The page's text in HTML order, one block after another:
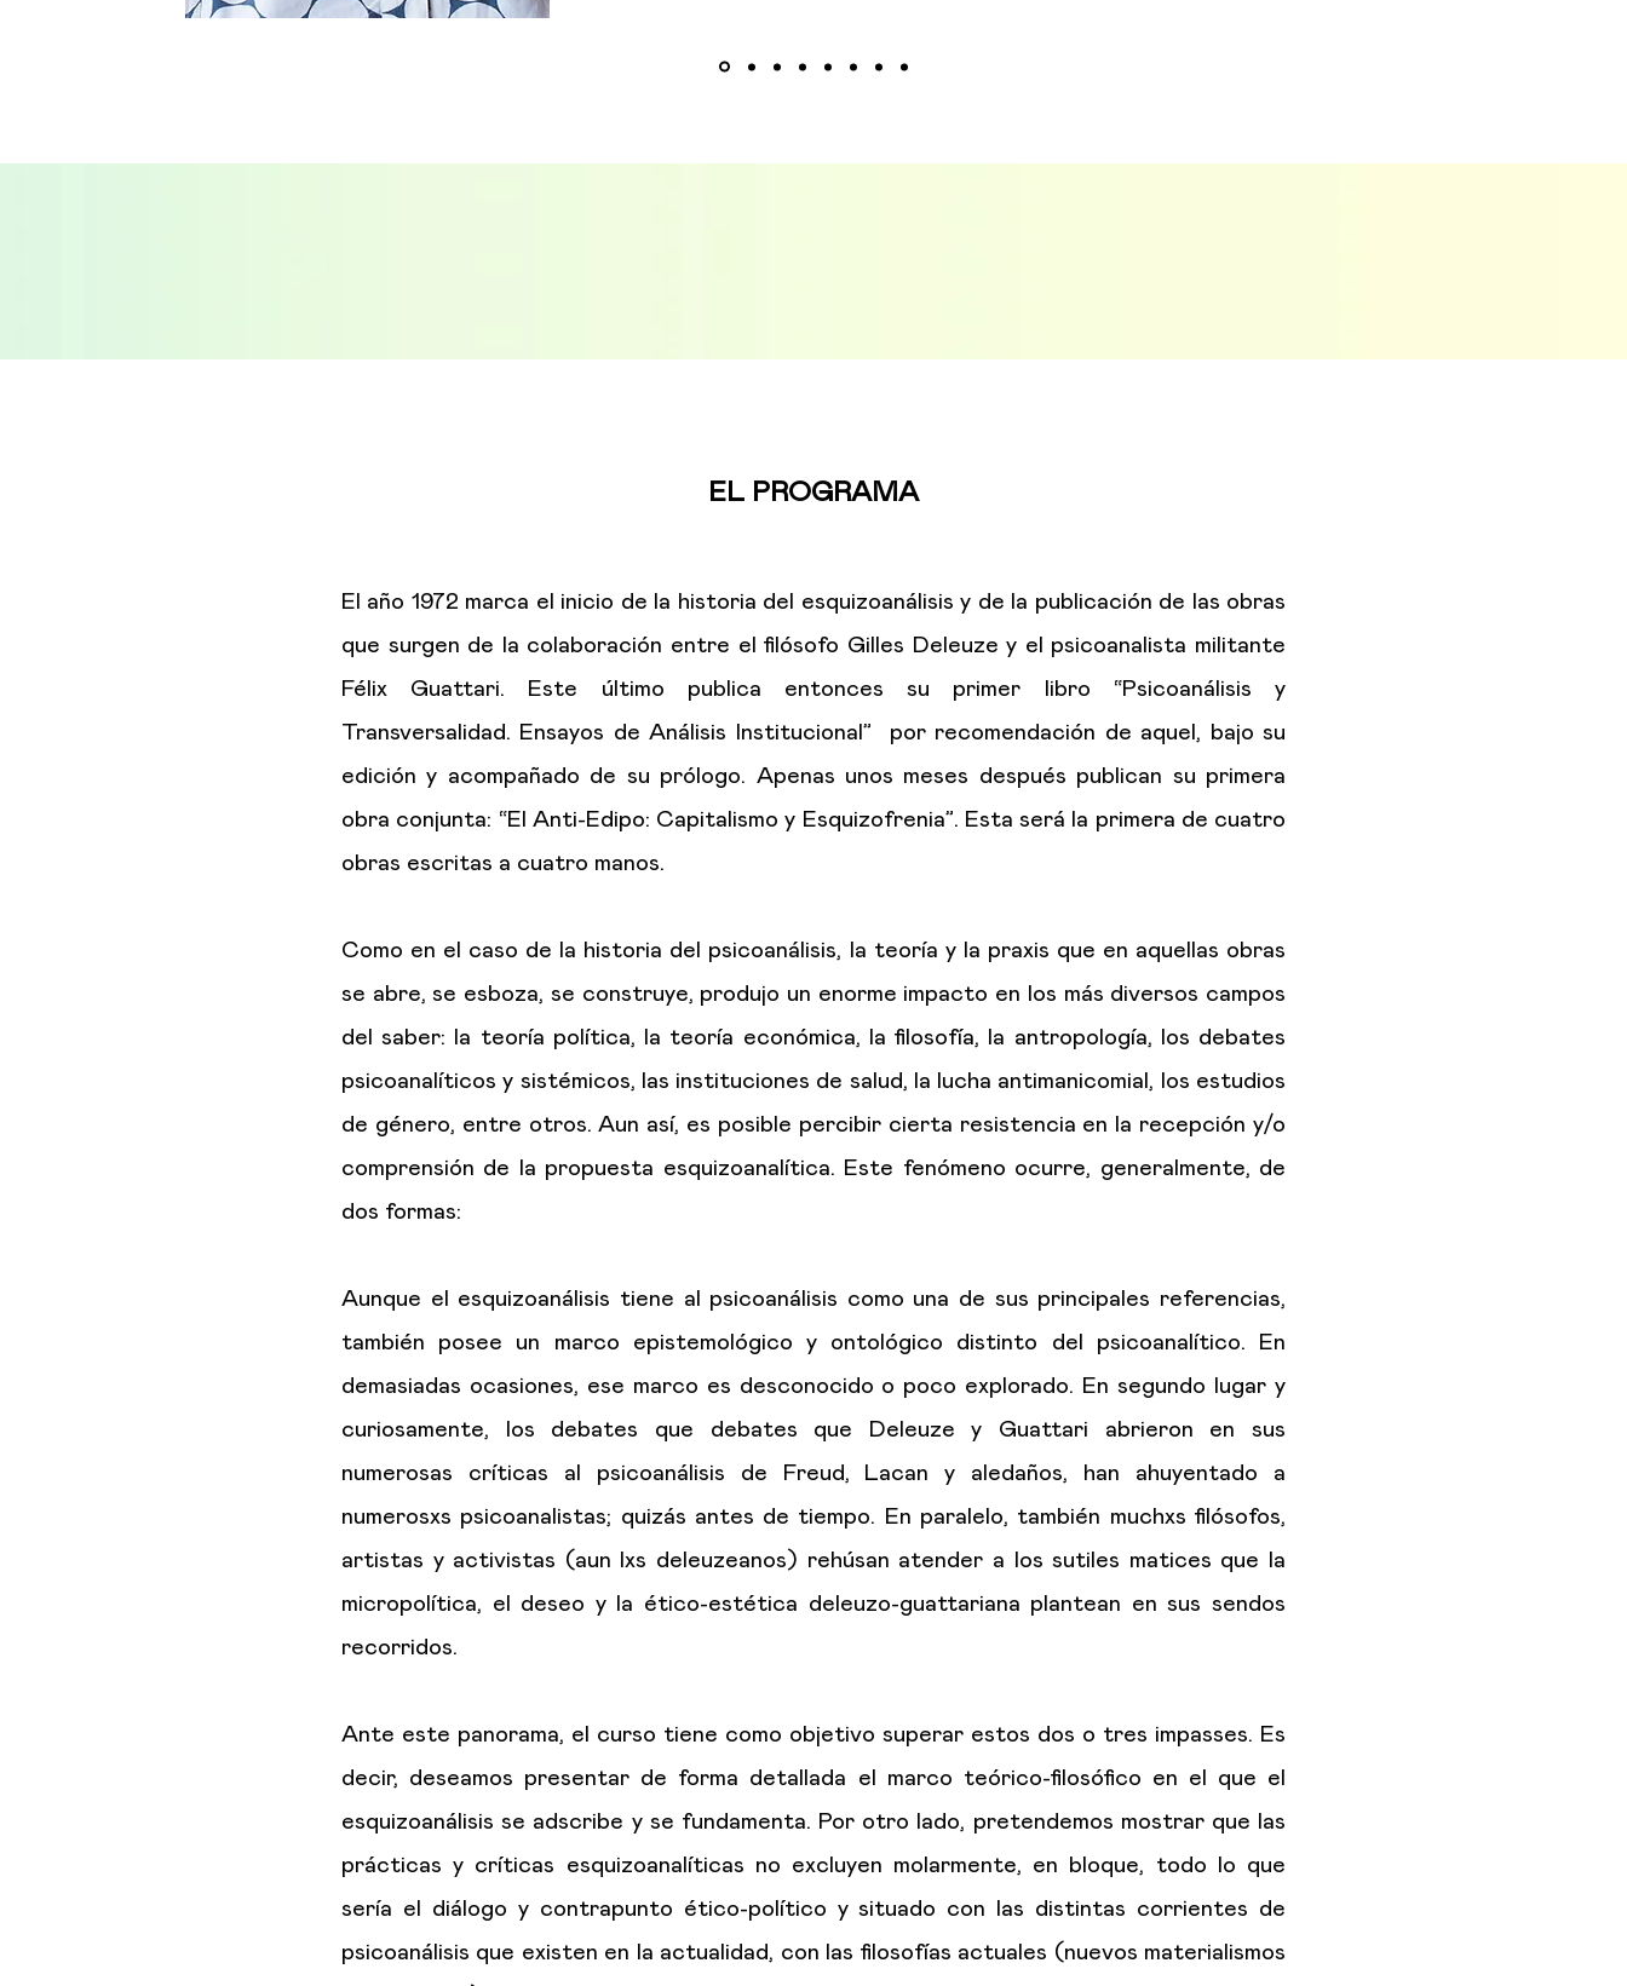
EL PROGRAMA
El año 1972 marca el inicio de la historia del esquizoanálisis y de la publicación de las obras
que surgen de la colaboración entre el filósofo Gilles Deleuze y el psicoanalista militante
Félix Guattari. Este último publica entonces su primer libro “Psicoanálisis y
Transversalidad. Ensayos de Análisis Institucional” por recomendación de aquel, bajo su
edición y acompañado de su prólogo. Apenas unos meses después publican su primera
obra conjunta: “El Anti-Edipo: Capitalismo y Esquizofrenia”. Esta será la primera de cuatro
obras escritas a cuatro manos.
Como en el caso de la historia del psicoanálisis, la teoría y la praxis que en aquellas obras
se abre, se esboza, se construye, produjo un enorme impacto en los más diversos campos
del saber: la teoría política, la teoría económica, la filosofía, la antropología, los debates
psicoanalíticos y sistémicos, las instituciones de salud, la lucha antimanicomial, los estudios
de género, entre otros. Aun así, es posible percibir cierta resistencia en la recepción y/o
comprensión de la propuesta esquizoanalítica. Este fenómeno ocurre, generalmente, de
dos formas:
Aunque el esquizoanálisis tiene al psicoanálisis como una de sus principales referencias,
también posee un marco epistemológico y ontológico distinto del psicoanalítico. En
demasiadas ocasiones, ese marco es desconocido o poco explorado. En segundo lugar y
curiosamente, los debates que debates que Deleuze y Guattari abrieron en sus
numerosas críticas al psicoanálisis de Freud, Lacan y aledaños, han ahuyentado a
numerosxs psicoanalistas; quizás antes de tiempo. En paralelo, también muchxs filósofos,
artistas y activistas (aun lxs deleuzeanos) rehúsan atender a los sutiles matices que la
micropolítica, el deseo y la ético-estética deleuzo-guattariana plantean en sus sendos
recorridos.
Ante este panorama, el curso tiene como objetivo superar estos dos o tres impasses. Es
decir, deseamos presentar de forma detallada el marco teórico-filosófico en el que el
esquizoanálisis se adscribe y se fundamenta. Por otro lado, pretendemos mostrar que las
prácticas y críticas esquizoanalíticas no excluyen molarmente, en bloque, todo lo que
sería el diálogo y contrapunto ético-político y situado con las distintas corrientes de
psicoanálisis que existen en la actualidad, con las filosofías actuales (nuevos materialismos